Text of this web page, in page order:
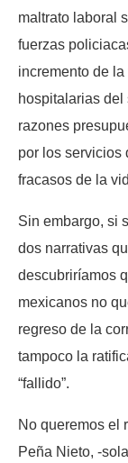
maltrato laboral
fuerzas
incremento de
hospitalarias
razones
por los servicios
fracasos de la
Sin embargo, si
dos narrativas
descubriríamos
mexicanos no
regreso de la
tampoco la
“fallido”.
No queremos el
Peña Nieto, -